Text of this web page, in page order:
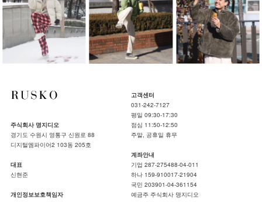
주식회사 명지디오
경기도 수원시 영통구 신원로 88
디지털엠파이어2 103동 205호
대표
신현준
개인정보보호책임자
고객센터
031-242-7127
평일 09:30-17:30
점심 11:50-12:50
주말, 공휴일 휴무
계좌안내
기업 287-275488-04-011
하나 159-910017-21904
국민 203901-04-361154
예금주 주식회사 명지디오